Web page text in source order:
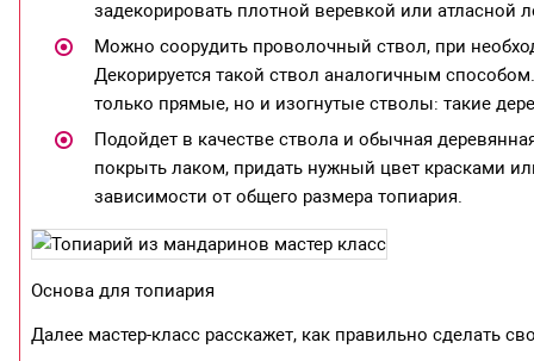
задекорировать плотной веревкой или атласной
Можно соорудить проволочный ствол, при
Декорируется такой ствол аналогичным
только прямые, но и изогнутые стволы: такие
Подойдет в качестве ствола и обычная
покрыть лаком, придать нужный цвет красками
зависимости от общего размера топиария.
Основа для топиария
Далее мастер-класс расскажет, как правильно сделать